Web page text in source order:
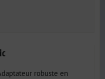
robuste en